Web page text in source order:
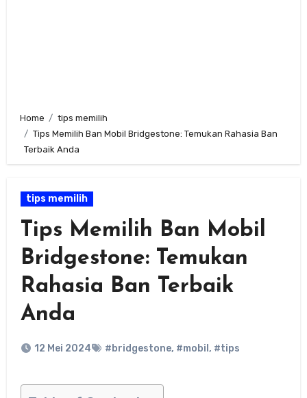
Home
tips memilih
Tips Memilih Ban Mobil Bridgestone: Temukan Rahasia Ban
Terbaik Anda
tips memilih
Tips Memilih Ban Mobil
Bridgestone: Temukan
Rahasia Ban Terbaik
Anda
12 Mei 2024 #bridgestone, #mobil , #tips